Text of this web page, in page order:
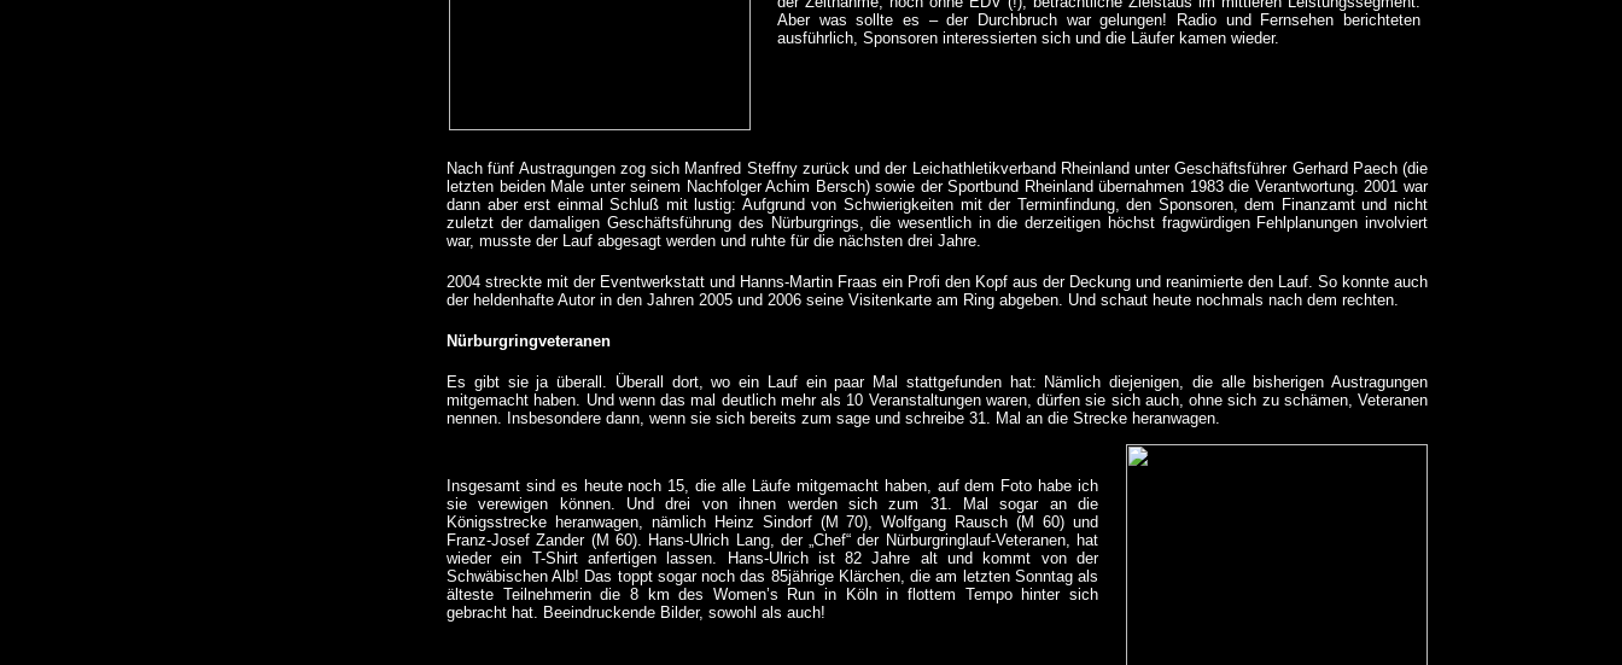
Aber was sollte es – der Durchbruch war gelungen! Radio und Fernsehen berichteten
ausführlich, Sponsoren interessierten sich und die Läufer kamen wieder.
Nach fünf Austragungen zog sich Manfred Steffny zurück und der Leichathletikverband Rheinland unter Geschäftsführer Gerhard Paech (die
letzten beiden Male unter seinem Nachfolger Achim Bersch) sowie der Sportbund Rheinland übernahmen 1983 die Verantwortung. 2001 war
dann aber erst einmal Schluß mit lustig: Aufgrund von Schwierigkeiten mit der Terminfindung, den Sponsoren, dem Finanzamt und nicht
zuletzt der damaligen Geschäftsführung des Nürburgrings, die wesentlich in die derzeitigen höchst fragwürdigen Fehlplanungen involviert
war, musste der Lauf abgesagt werden und ruhte für die nächsten drei Jahre.
2004 streckte mit der Eventwerkstatt und Hanns-Martin Fraas ein Profi den Kopf aus der Deckung und reanimierte den Lauf. So konnte auch
der heldenhafte Autor in den Jahren 2005 und 2006 seine Visitenkarte am Ring abgeben. Und schaut heute nochmals nach dem rechten.
Nürburgringveteranen
Es gibt sie ja überall. Überall dort, wo ein Lauf ein paar Mal stattgefunden hat: Nämlich diejenigen, die alle bisherigen Austragungen
mitgemacht haben. Und wenn das mal deutlich mehr als 10 Veranstaltungen waren, dürfen sie sich auch, ohne sich zu schämen, Veteranen
nennen. Insbesondere dann, wenn sie sich bereits zum sage und schreibe 31. Mal an die Strecke heranwagen.
Insgesamt sind es heute noch 15, die alle Läufe mitgemacht haben, auf dem Foto habe ich
sie verewigen können. Und drei von ihnen werden sich zum 31. Mal sogar an die
Königsstrecke heranwagen, nämlich Heinz Sindorf (M 70), Wolfgang Rausch (M 60) und
Franz-Josef Zander (M 60). Hans-Ulrich Lang, der „Chef“ der Nürburgringlauf-Veteranen, hat
wieder ein T-Shirt anfertigen lassen. Hans-Ulrich ist 82 Jahre alt und kommt von der
Schwäbischen Alb! Das toppt sogar noch das 85jährige Klärchen, die am letzten Sonntag als
älteste Teilnehmerin die 8 km des Women’s Run in Köln in flottem Tempo hinter sich
gebracht hat. Beeindruckende Bilder, sowohl als auch!